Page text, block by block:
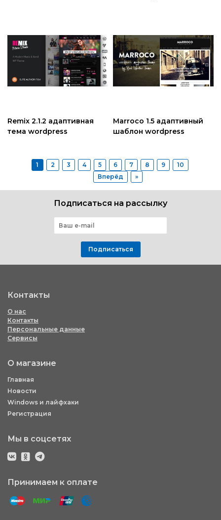
Remix 2.1.2 адаптивная
тема wordpress
Marroco 1.5 адаптивный
шаблон wordpress
1 2 3 4 5 6 7 8 9
10
Вперёд
»
Подписаться на рассылку
Подписаться
Контакты
О нас
Контакты
Персональные данные
Сервисы
О магазине
Главная
Новости
Windows и лайфхаки
Регистрация
Мы в соцсетях
Принимаем к оплате